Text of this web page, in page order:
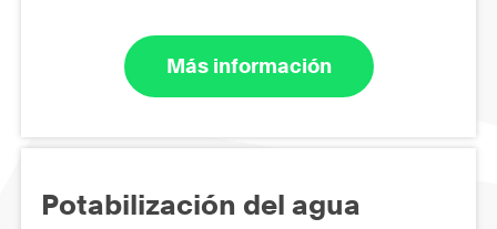
Más información
Potabilización del agua